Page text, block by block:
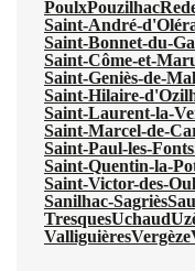
PoulxPouzilhac
Saint-André-
Saint-Bonnet-du-
Saint-Côme-et-
Saint-Geniès-de-
Saint-Hilaire-
Saint-Laurent-la-
Saint-Marcel-de-
Saint-Paul-les-Fonts
Saint-Quentin-la-
Saint-Victor-des-
Sanilhac-Sagriès
TresquesUchaud
ValliguièresVergèze